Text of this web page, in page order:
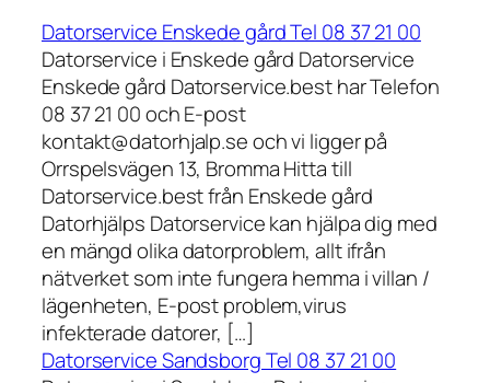
Datorservice Enskede gård Tel 08 37 21 00
Datorservice i Enskede gård Datorservice
Enskede gård Datorservice.best har Telefon
08 37 21 00 och E-post
kontakt@datorhjalp.se och vi ligger på
Orrspelsvägen 13, Bromma Hitta till
Datorservice.best från Enskede gård
Datorhjälps Datorservice kan hjälpa dig med
en mängd olika datorproblem, allt ifrån
nätverket som inte fungera hemma i villan /
lägenheten, E-post problem,virus
infekterade datorer, […]
Datorservice Sandsborg Tel 08 37 21 00